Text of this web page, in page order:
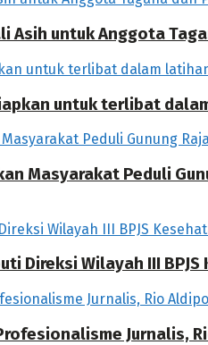
Asih untuk Anggota
untuk terlibat
Masyarakat Peduli
Direksi Wilayah III
Jurnalis,